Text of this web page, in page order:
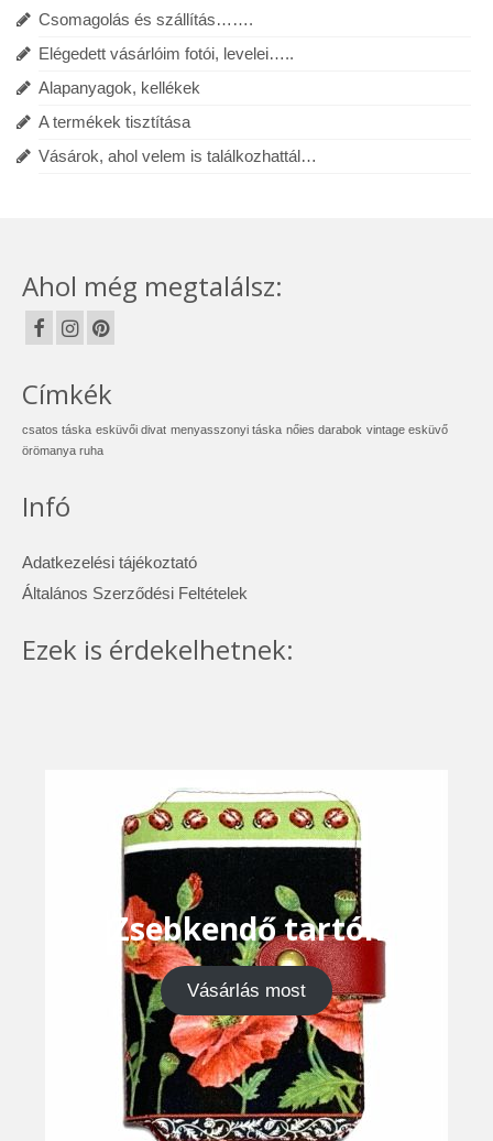
Csomagolás és szállítás…….
Elégedett vásárlóim fotói, levelei…..
Alapanyagok, kellékek
A termékek tisztítása
Vásárok, ahol velem is találkozhattál…
Ahol még megtalálsz:
Címkék
csatos táska esküvői divat menyasszonyi táska nőies darabok vintage esküvő
örömanya ruha
Infó
Adatkezelési tájékoztató
Általános Szerződési Feltételek
Ezek is érdekelhetnek:
Zsebkendő tartók
Vásárlás most